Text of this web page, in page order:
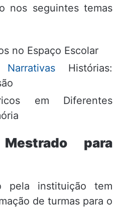
nos seguintes temas
no Espaço Escolar
NarrativasHistórias:
em Diferentes
para
pela instituição tem
de turmas para o